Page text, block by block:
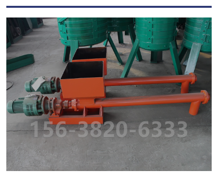
渣、药渣、动物粪便等，经发酵后就可造粒，而且对腐植
酸及城市污泥等原料的造粒效果也达到很好的效果。新型
有